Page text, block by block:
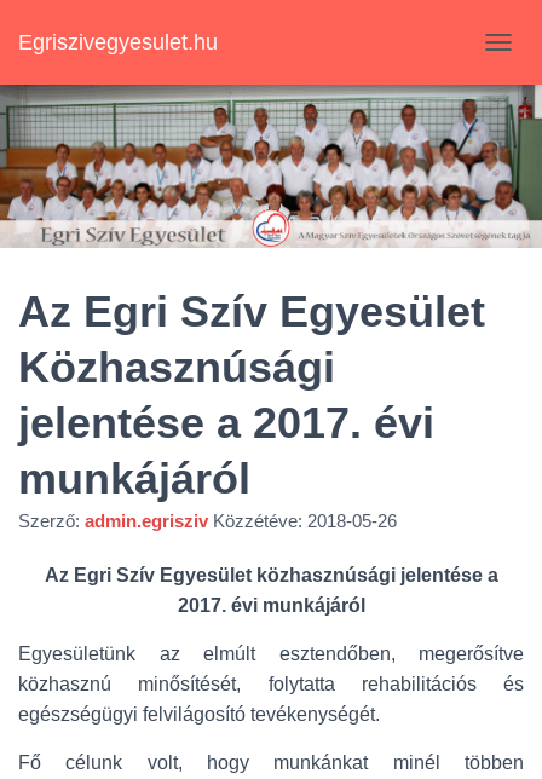
Egriszivegyesulet.hu
A
V
I
G
Á
C
I
Ó
Az Egri Szív Egyesület
Közhasznúsági
jelentése a 2017. évi
munkájáról
Szerző: admin.egrisziv Közzétéve: 2018-05-26
Az Egri Szív Egyesület közhasznúsági jelentése a
2017. évi munkájáról
Egyesületünk az elmúlt esztendőben, megerősítve
közhasznú minősítését, folytatta rehabilitációs és
egészségügyi felvilágosító tevékenységét.
Fő célunk volt, hogy munkánkat minél többen